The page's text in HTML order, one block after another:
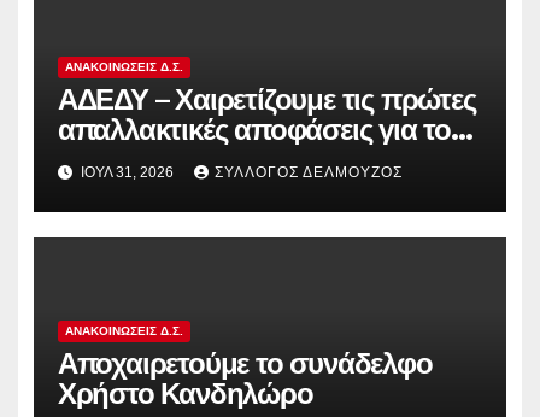
ΑΝΑΚΟΙΝΏΣΕΙΣ Δ.Σ.
ΑΔΕΔΥ – Χαιρετίζουμε τις πρώτες
απαλλακτικές αποφάσεις για τους
διωκόμενους εκπαιδευτικούς που
συμμετείχαν στον αγώνα ενάντια
στην αντιδραστική αξιολόγηση!
ΙΟΎΛ 31, 2026 ΣΎΛΛΟΓΟΣ ΔΕΛΜΟΎΖΟΣ
ΑΝΑΚΟΙΝΏΣΕΙΣ Δ.Σ.
Αποχαιρετούμε το συνάδελφο
Χρήστο Κανδηλώρο